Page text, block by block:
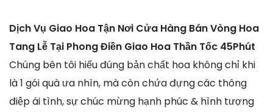
Dịch Vụ Giao Hoa Tận Nơi Cửa Hàng Bán Vòng Hoa
Tang Lễ Tại Phong Điền Giao Hoa Thần Tốc 45Phút
Chúng bên tôi hiểu đúng bản chất hoa không chỉ khi
là 1 gói quà ưa nhìn, mà còn chứa đựng các thông
điệp ái tình, sự chúc mừng hạnh phúc & hình tượng